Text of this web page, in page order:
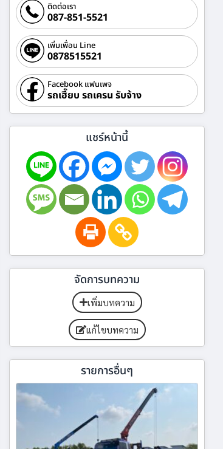
ติดต่อเรา
087-851-5521
เพิ่มเพื่อน Line
0878515521
Facebook แฟนเพจ
รถเฮี๊ยบ รถเครน รับจ้าง
แชร์หน้านี้
จัดการบทความ
เพิ่มบทความ
แก้ไขบทความ
รายการอื่นๆ